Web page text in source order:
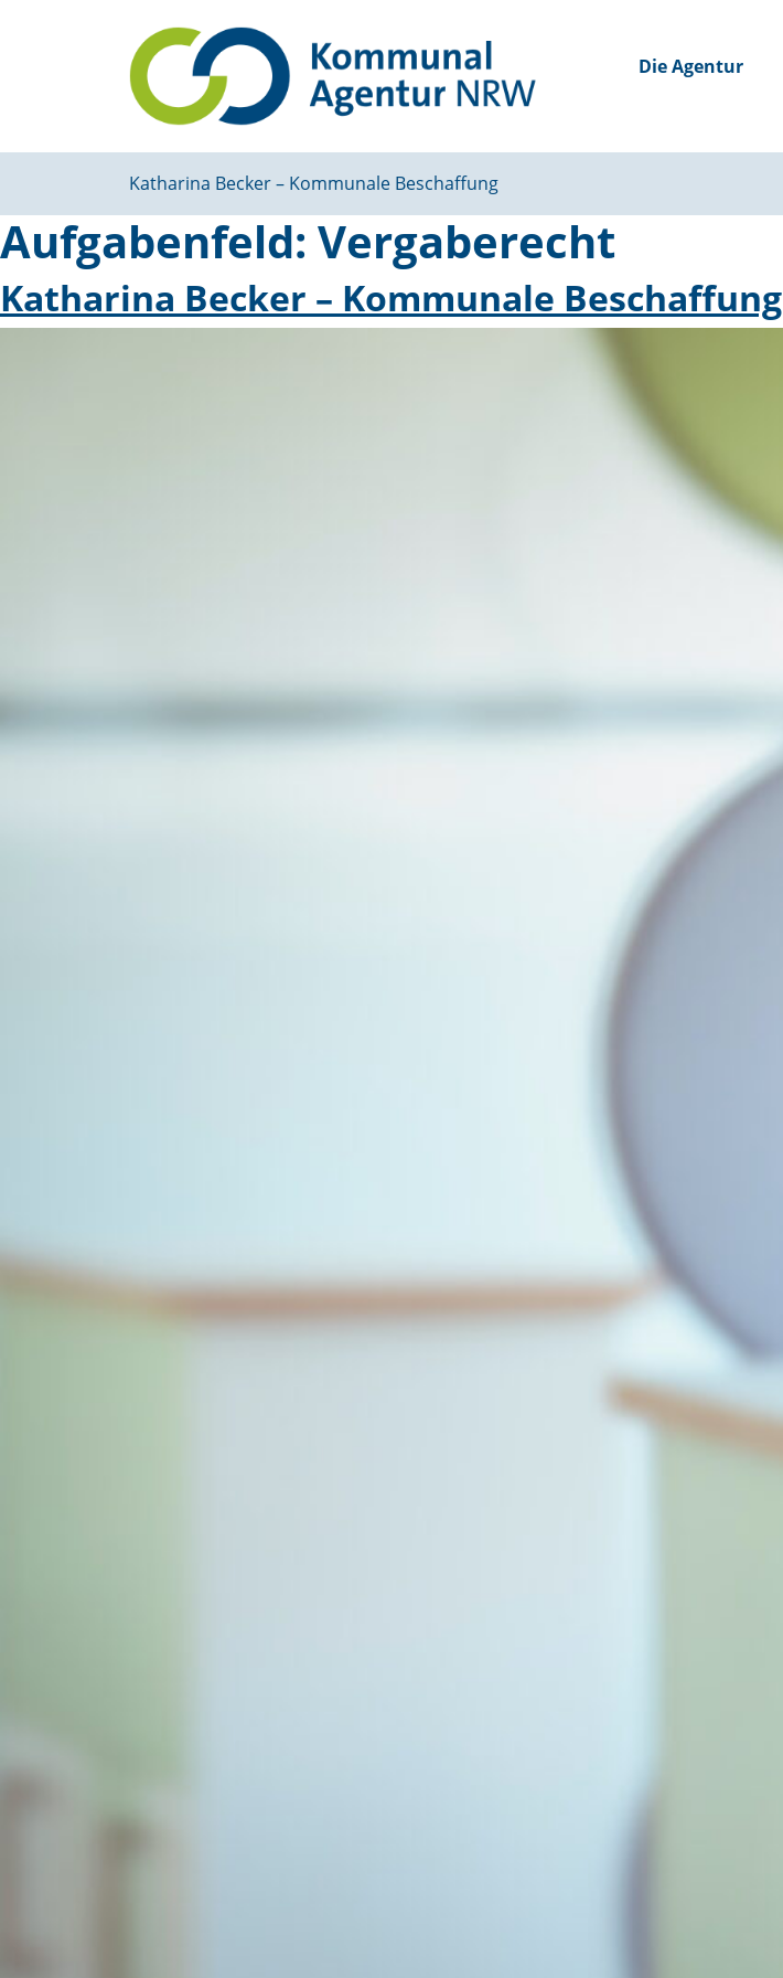
Die Agentur
Katharina Becker – Kommunale Beschaffung
Aufgabenfeld: Vergaberecht
Katharina Becker – Kommunale Beschaffung